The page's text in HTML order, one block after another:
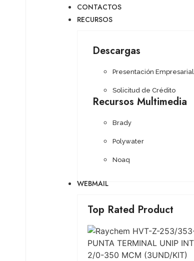
CONTACTOS
RECURSOS
Descargas
Presentación Empresarial
Solicitud de Crédito
Recursos Multimedia
Brady
Polywater
Noaq
WEBMAIL
Top Rated Product